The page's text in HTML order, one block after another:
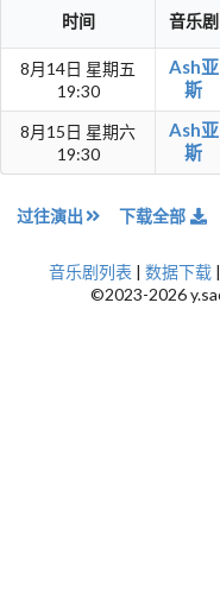
时间 音乐剧
8月14日 星期五
19:30
Ash亚
斯
8月15日 星期六
19:30
Ash亚
斯
过往演出 下载全部
音乐剧列表 | 数据下载 |
©2023-2026